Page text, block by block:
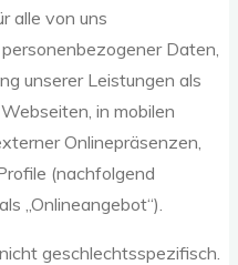
alle von uns
Daten,
unserer Leistungen als
in mobilen
Onlinepräsenzen,
(nachfolgend
„Onlineangebot“).
geschlechtsspezifisch.